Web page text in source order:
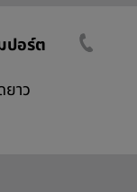
ปอร์ต
าว